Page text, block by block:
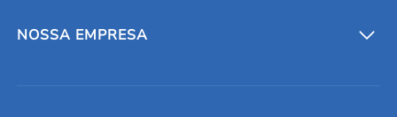
Entre em contato conosco
Metais refratários
NOSSA EMPRESA